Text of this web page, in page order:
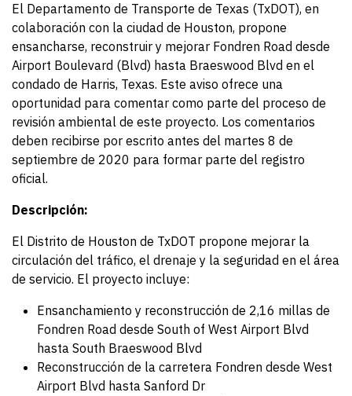
El Departamento de Transporte de Texas (TxDOT), en
colaboración con la ciudad de Houston, propone
ensancharse, reconstruir y mejorar Fondren Road desde
Airport Boulevard (Blvd) hasta Braeswood Blvd en el
condado de Harris, Texas. Este aviso ofrece una
oportunidad para comentar como parte del proceso de
revisión ambiental de este proyecto. Los comentarios
deben recibirse por escrito antes del martes 8 de
septiembre de 2020 para formar parte del registro
oficial.
Descripción:
El Distrito de Houston de TxDOT propone mejorar la
circulación del tráfico, el drenaje y la seguridad en el área
de servicio. El proyecto incluye:
Ensanchamiento y reconstrucción de 2,16 millas de
Fondren Road desde South of West Airport Blvd
hasta South Braeswood Blvd
Reconstrucción de la carretera Fondren desde West
Airport Blvd hasta Sanford Dr